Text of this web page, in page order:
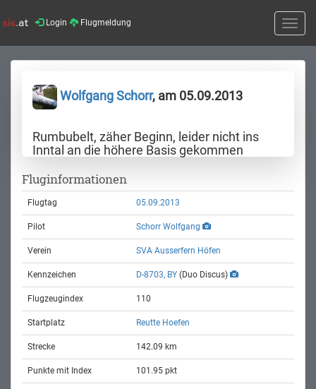
Login Flugmeldung
Toggle
Wolfgang Schorr, am 05.09.2013
Rumbubelt, zäher Beginn, leider nicht ins
Inntal an die höhere Basis gekommen
Fluginformationen
Flugtag 05.09.2013
Pilot Schorr Wolfgang
Verein SVA Ausserfern Höfen
Kennzeichen D-8703, BY (Duo Discus)
Flugzeugindex 110
Startplatz Reutte Hoefen
Strecke 142.09 km
Punkte mit Index 101.95 pkt